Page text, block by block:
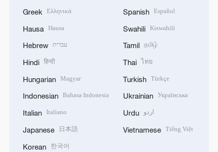
Greek Ελληνικά
Hausa Hausa
Hebrew עברית
Hindi हिन्दी
Hungarian Magyar
Indonesian Bahasa Indonesia
Italian Italiano
Japanese 日本語
Korean 한국어
Spanish Español
Swahili Kiswahili
Tamil தமிழ்
Thai ไทย
Turkish Türkçe
Ukrainian Українська
Urdu اردو
Vietnamese Tiếng Việt